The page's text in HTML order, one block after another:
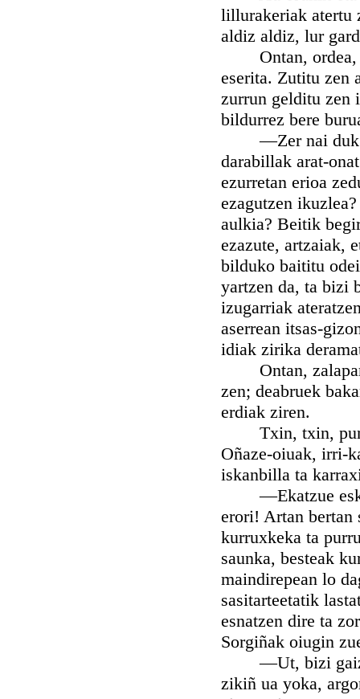
lillurakeriak atertu
aldiz aldiz, lur
Ontan, ordea,
eserita. Zutitu zen
zurrun gelditu zen
bildurrez bere
—Zer nai duk
darabillak arat-
ezurretan erioa
ezagutzen
aulkia? Beitik
ezazute, artzaiak,
bilduko baititu
yartzen da, ta bizi
izugarriak
aserrean itsas-
idiak zirika
Ontan,
zen; deabruek
erdiak ziren.
Txin, txin, pun,
Oñaze-oiuak, irri-
iskanbilla ta
—Ekatzue eskua
erori! Artan bertan
kurruxkeka ta
saunka, besteak
maindirepean lo
sasitarteetatik
esnatzen dire ta
Sorgiñak oiugin
—Ut, bizi
zikiñ ua yoka,